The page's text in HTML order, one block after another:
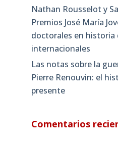
Nathan Rousselot y
Premios José María
doctorales en historia
internacionales
Las notas sobre la
Pierre Renouvin: el
presente
Comentarios